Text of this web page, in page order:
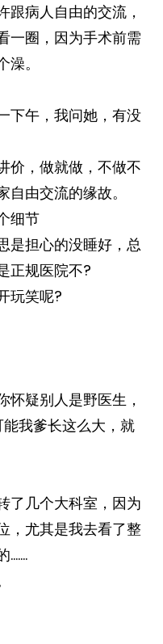
跟病人自由的交流，
一圈，因为手术前需
。
下午，我问她，有没
价，做就做，不做不
由交流的缘故。
细节
是担心的没睡好，总
正规医院不?
玩笑呢?
怀疑别人是野医生，
我爹长这么大，就
了几个大科室，因为
，尤其是我去看了整
.……